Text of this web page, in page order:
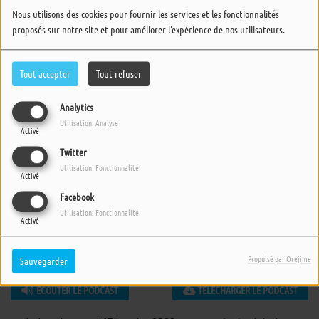
Nous utilisons des cookies pour fournir les services et les fonctionnalités
proposés sur notre site et pour améliorer l'expérience de nos utilisateurs.
Tout accepter Tout refuser
Analytics
Activé
Utilisation: Analyse
Twitter
Activé
Utilisation: Fonctionnalité
Facebook
Activé
Utilisation: Fonctionnalité
Sauvegarder Propulsé par Orejime
17 JANVIER 2023 -
ÉCOUTER LE PODCAST TÉLÉCHARGER LE PODCAST